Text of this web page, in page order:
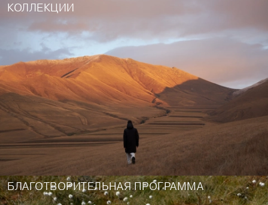
КОЛЛЕКЦИИ
БЛАГОТВОРИТЕЛЬНАЯ ПРОГРАММА